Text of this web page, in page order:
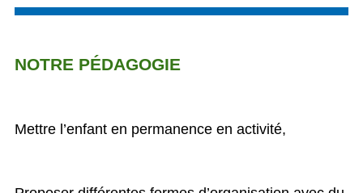
NOTRE PÉDAGOGIE
Mettre l’enfant en permanence en activité,